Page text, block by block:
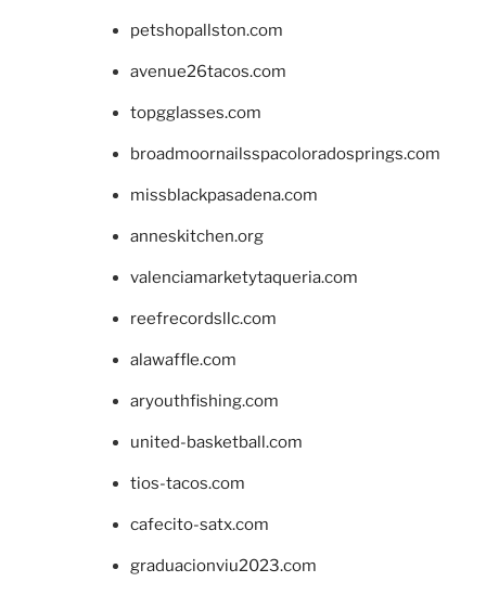
petshopallston.com
avenue26tacos.com
topgglasses.com
broadmoornailsspacoloradosprings.com
missblackpasadena.com
anneskitchen.org
valenciamarketytaqueria.com
reefrecordsllc.com
alawaffle.com
aryouthfishing.com
united-basketball.com
tios-tacos.com
cafecito-satx.com
graduacionviu2023.com